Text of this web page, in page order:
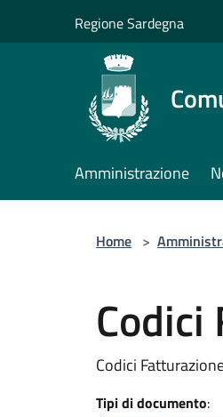
Regione Sardegna
Amministrazione
Home >
Codici
Tipi di documento: